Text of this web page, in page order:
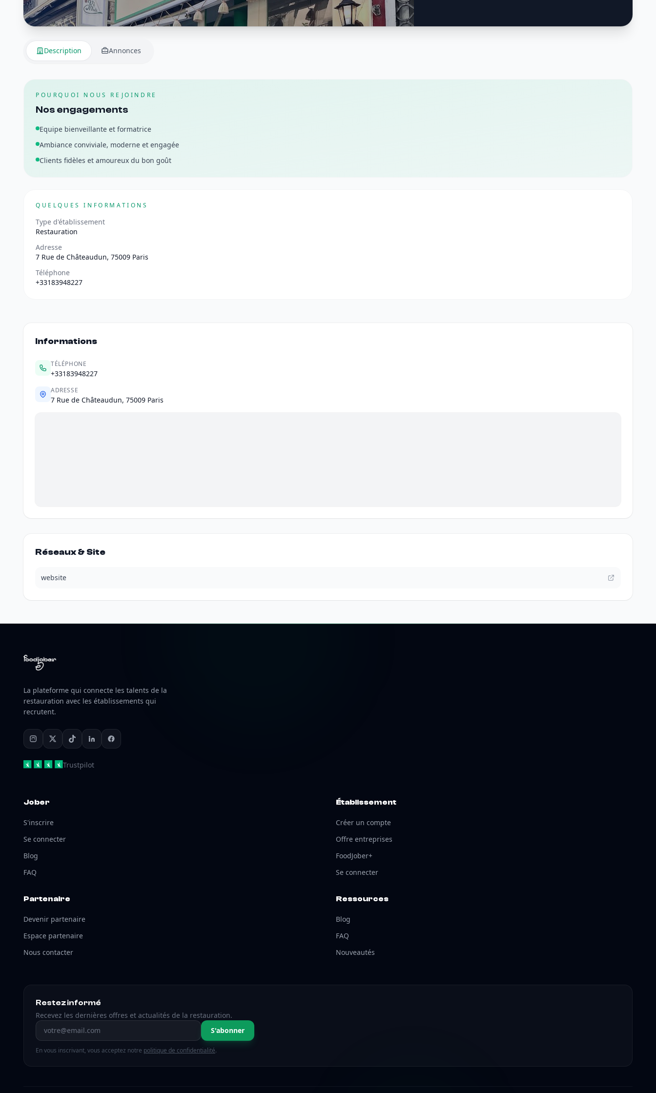
Description Annonces
POURQUOI NOUS REJOINDRE
Nos engagements
Equipe bienveillante et formatrice
Ambiance conviviale, moderne et engagée
Clients fidèles et amoureux du bon goût
QUELQUES INFORMATIONS
Type d'établissement
Restauration
Adresse
7 Rue de Châteaudun, 75009 Paris
Téléphone
+33183948227
Informations
TÉLÉPHONE
+33183948227
ADRESSE
7 Rue de Châteaudun, 75009 Paris
Réseaux & Site
website
La plateforme qui connecte les talents de la
restauration avec les établissements qui
recrutent.
Trustpilot
Jober
S'inscrire
Se connecter
Blog
FAQ
Établissement
Créer un compte
Offre entreprises
FoodJober+
Se connecter
Partenaire
Devenir partenaire
Espace partenaire
Nous contacter
Ressources
Blog
FAQ
Nouveautés
Restez informé
Recevez les dernières offres et actualités de la restauration.
Adresse email S'abonner
En vous inscrivant, vous acceptez notre politique de confidentialité.